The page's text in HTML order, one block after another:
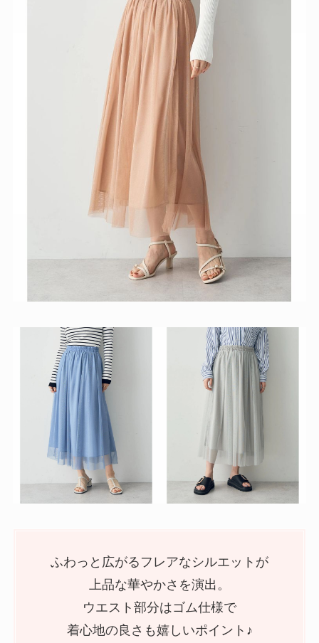
ふわっと広がるフレアなシルエットが
上品な華やかさを演出。
ウエスト部分はゴム仕様で
着心地の良さも嬉しいポイント♪